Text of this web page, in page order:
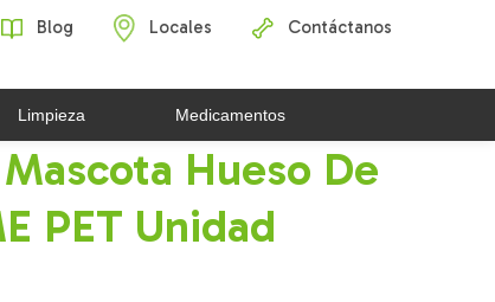
Blog Locales Contáctanos
Limpieza Medicamentos
Hueso De
PET Unidad